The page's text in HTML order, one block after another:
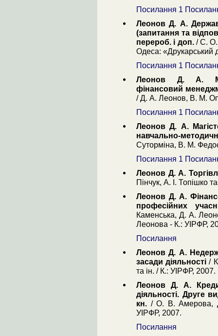
Посилання 1
Леонов Д. А.
(запитання та
перероб. і доп./ С. О.
Одеса: «Друкарський
Посилання 1
Леонов Д. А.
фінансовий
/ Д. А. Леонов, В. М.
Посилання 1
Леонов Д. А.
навчально-
Суторміна, В. М.
Посилання 1
Леонов Д. А.
Пінчук, А. І. Топішко
Леонов Д. А.
професійних
Каменська, Д. А.
Леонова - К.: УІРФР,
Посилання
Леонов Д. А.
засади діяльності /
та ін. / К.: УІРФР, 2007.
Леонов Д. А.
діяльності. Друге
кн. / О. В. Амерова,
УІРФР, 2007.
Посилання